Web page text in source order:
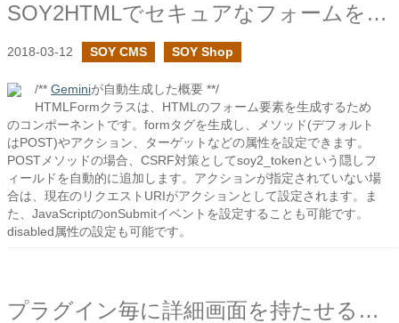
SOY2HTMLでセキュアなフォームを設置する - HTMLForm編
2018-03-12 SOY CMS SOY Shop
/** Geminiが自動生成した概要 **/
HTMLFormクラスは、HTMLのフォーム要素を生成するため
のコンポーネントです。formタグを生成し、メソッド(デフォルト
はPOST)やアクション、ターゲットなどの属性を設定できます。
POSTメソッドの場合、CSRF対策としてsoy2_tokenという隠しフ
ィールドを自動的に追加します。アクションが指定されていない場
合は、現在のリクエストURIがアクションとして設定されます。ま
た、JavaScriptのonSubmitイベントを設定することも可能です。
disabled属性の設定も可能です。
プラグイン毎に詳細画面を持たせる拡張ポイントsoyshop.config.php